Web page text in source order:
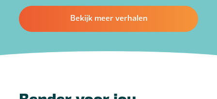
Bekijk meer verhalen